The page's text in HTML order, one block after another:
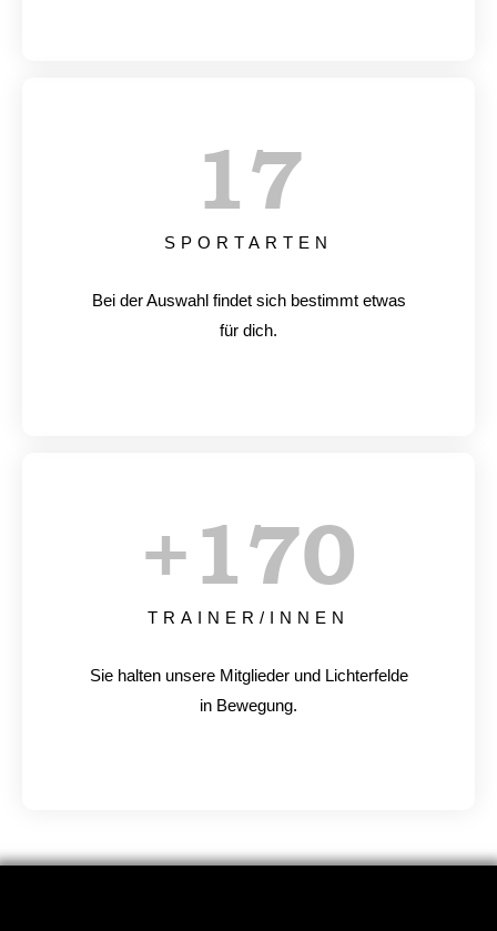
SPORTARTEN
17
Bei der Auswahl findet sich bestimmt etwas
für dich.
TRAINER/INNEN
+170
Sie halten unsere Mitglieder und Lichterfelde
in Bewegung.